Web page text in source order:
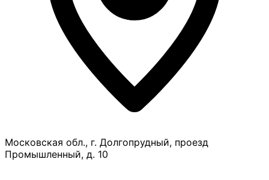
Московская обл., г. Долгопрудный, проезд
Промышленный, д. 10